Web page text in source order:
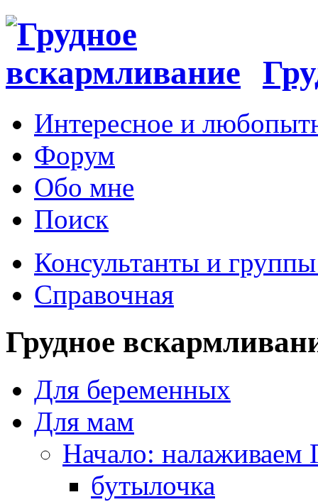
Интересное и
Форум
Обо мне
Поиск
Консультанты и
Справочная
Грудное
Для беременных
Для мам
Начало: налаживаем
бутылочка